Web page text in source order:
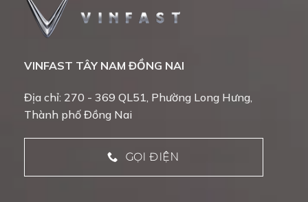
VINFAST TÂY NAM ĐỒNG NAI
Địa chỉ: 270 - 369 QL51, Phường Long Hưng,
Thành phố Đồng Nai
GỌI ĐIỆN